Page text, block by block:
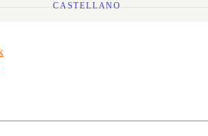
CASTELLANO